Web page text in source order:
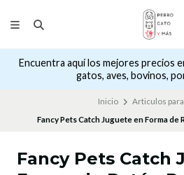
Encuentra aquí los mejores precios
gatos, aves, bovinos,
Inicio
Articulos
Fancy Pets Catch Juguete en Forma de
Fancy Pets Catch